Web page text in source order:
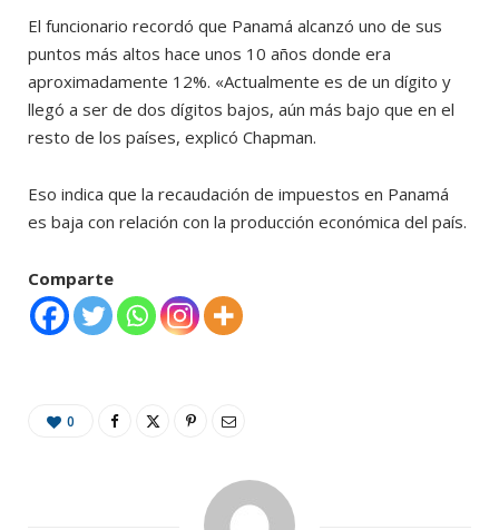
El funcionario recordó que Panamá alcanzó uno de sus
puntos más altos hace unos 10 años donde era
aproximadamente 12%. «Actualmente es de un dígito y
llegó a ser de dos dígitos bajos, aún más bajo que en el
resto de los países, explicó Chapman.
Eso indica que la recaudación de impuestos en Panamá
es baja con relación con la producción económica del país.
Comparte
0